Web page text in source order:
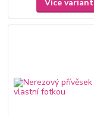
Více variant